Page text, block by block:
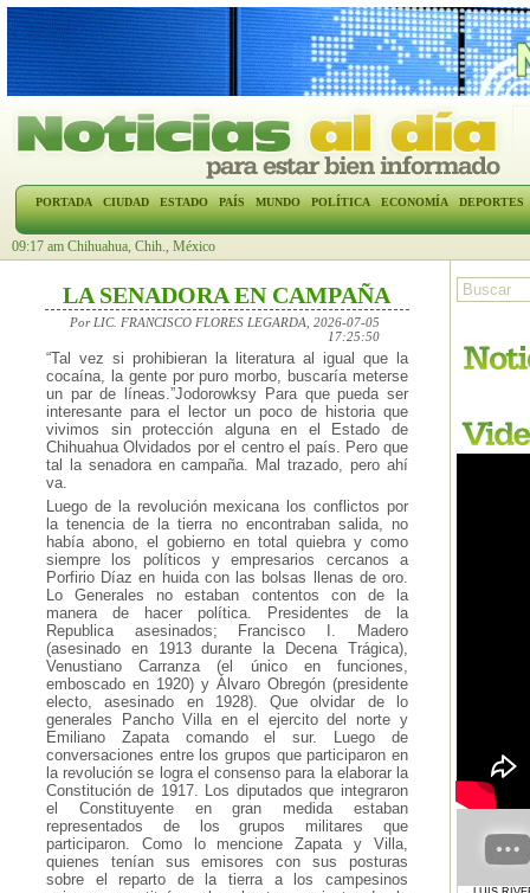
PORTADA CIUDAD ESTADO PAÍS MUNDO POLÍTICA ECONOMÍA DEPORTES
09:17 am Chihuahua, Chih., México
LA SENADORA EN CAMPAÑA
Por LIC. FRANCISCO FLORES LEGARDA, 2026-07-05
17:25:50
“Tal vez si prohibieran la literatura al igual que la
cocaína, la gente por puro morbo, buscaría meterse
un par de líneas.”Jodorowksy Para que pueda ser
interesante para el lector un poco de historia que
vivimos sin protección alguna en el Estado de
Chihuahua Olvidados por el centro el país. Pero que
tal la senadora en campaña. Mal trazado, pero ahí
va.
Luego de la revolución mexicana los conflictos por
la tenencia de la tierra no encontraban salida, no
había abono, el gobierno en total quiebra y como
siempre los políticos y empresarios cercanos a
Porfirio Díaz en huida con las bolsas llenas de oro.
Lo Generales no estaban contentos con de la
manera de hacer política. Presidentes de la
Republica asesinados; Francisco I. Madero
(asesinado en 1913 durante la Decena Trágica),
Venustiano Carranza (el único en funciones,
emboscado en 1920) y Álvaro Obregón (presidente
electo, asesinado en 1928). Que olvidar de lo
generales Pancho Villa en el ejercito del norte y
Emiliano Zapata comando el sur. Luego de
conversaciones entre los grupos que participaron en
la revolución se logra el consenso para la elaborar la
Constitución de 1917. Los diputados que integraron
el Constituyente en gran medida estaban
representados de los grupos militares que
participaron. Como lo mencione Zapata y Villa,
quienes tenían sus emisores con sus posturas
sobre el reparto de la tierra a los campesinos